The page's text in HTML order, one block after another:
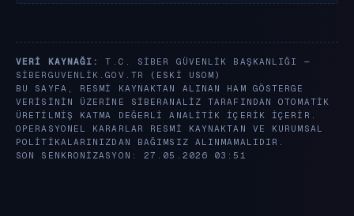
VERI KAYNAĞI:
T.C. SIBER GÜVENLIK BAŞKANLIĞI —
SIBERGUVENLIK.GOV.TR
(ESKI USOM)
BU SAYFA, RESMI KAYNAKTAN ALINAN HAM GÖSTERGE
VERISININ ÜZERINE SIBERANALIZ TARAFINDAN OTOMATIK
ÜRETILMIŞ KATMA DEĞERLI ANALITIK IÇERIK IÇERIR.
OPERASYONEL KARARLAR RESMI KAYNAKTAN VE KURUMSAL
POLITIKALARINIZDAN BAĞIMSIZ ALINMAMALIDIR.
SON SENKRONIZASYON: 27.05.2026 03:51